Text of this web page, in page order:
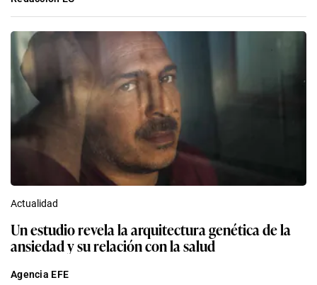
Actualidad
Un estudio revela la arquitectura genética de la
ansiedad y su relación con la salud
Agencia EFE